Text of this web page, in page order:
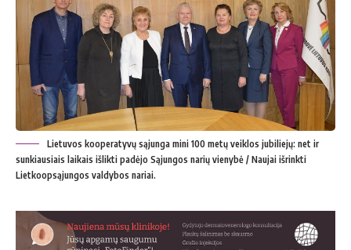
Lietuvos kooperatyvų sąjunga mini 100 metų veiklos jubiliejų: net ir
sunkiausiais laikais išlikti padėjo Sąjungos narių vienybė / Naujai išrinkti
Lietkoopsąjungos valdybos nariai.